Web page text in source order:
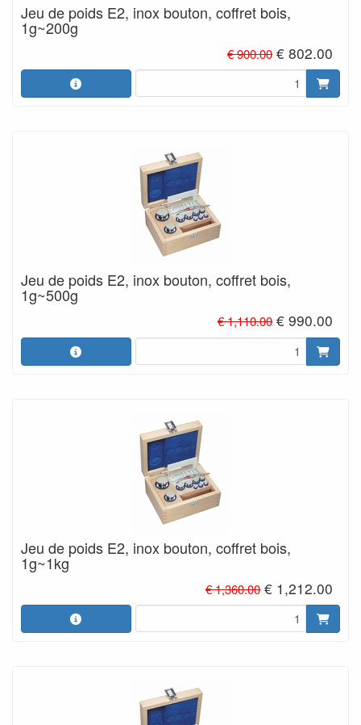
Jeu de poids E2, inox bouton, coffret bois,
1g~200g
€ 900.00 € 802.00
Jeu de poids E2, inox bouton, coffret bois,
1g~500g
€ 1,110.00 € 990.00
Jeu de poids E2, inox bouton, coffret bois,
1g~1kg
€ 1,360.00 € 1,212.00